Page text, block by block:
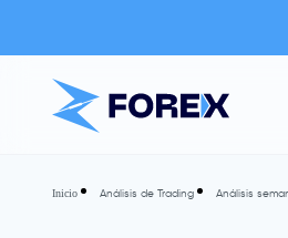
Inicio Análisis de Trading Análisis